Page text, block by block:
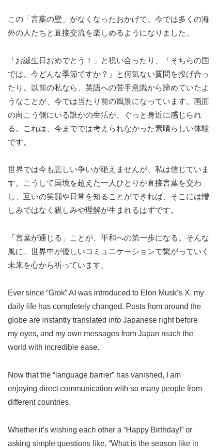
この「言葉の壁」がなくなったおかげで、今では多くの海
外の人たちと直接交流を楽しめるようになりました。
「お誕生日おめでとう！」と祝い合ったり、「そちらの国
では、今どんな季節ですか？」と何気ない質問を投げ合っ
たり。以前の私なら、英語への苦手意識から諦めていたよ
うなことが、今では当たり前の風景になっています。画面
の向こう側にいる誰かの生活が、ぐっと身近に感じられ
る。これは、今まででは考えられなかった素晴らしい体験
です。
世界では今も悲しい争いが絶えませんが、私は信じていま
す。こうして国境を超えた一人ひとりが直接言葉を交わ
し、互いの笑顔や日常を知ることができれば、そこには憎
しみではなく親しみや理解が生まれるはずです。
「言葉が通じる」ことが、平和への第一歩になる。そんな
風に、世界中が優しいコミュニケーションで繋がっていく
未来を心から祈っています。
Ever since “Grok” AI was introduced to Elon Musk’s X, my
daily life has completely changed. Posts from around the
globe are instantly translated into Japanese right before
my eyes, and my own messages from Japan reach the
world with incredible ease.
Now that the “language barrier” has vanished, I am
enjoying direct communication with so many people from
different countries.
Whether it’s wishing each other a “Happy Birthday!” or
asking simple questions like, “What is the season like in